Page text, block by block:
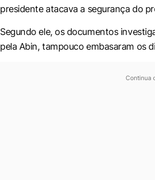
presidente atacava a segurança do
Segundo ele, os documentos
pela Abin, tampouco embasaram os
Continua